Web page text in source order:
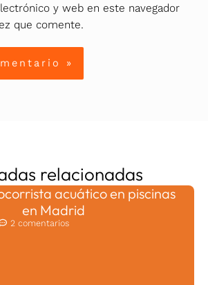
y web en este navegador
que comente.
relacionadas
acuático en piscinas
en Madrid
2 comentarios